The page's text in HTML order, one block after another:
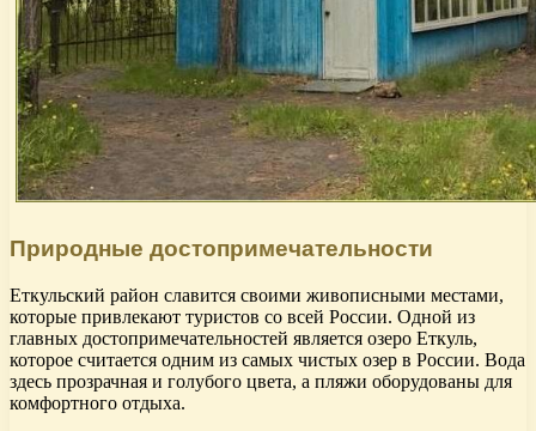
Природные достопримечательности
Еткульский район славится своими живописными местами,
которые привлекают туристов со всей России. Одной из
главных достопримечательностей является озеро Еткуль,
которое считается одним из самых чистых озер в России. Вода
здесь прозрачная и голубого цвета, а пляжи оборудованы для
комфортного отдыха.